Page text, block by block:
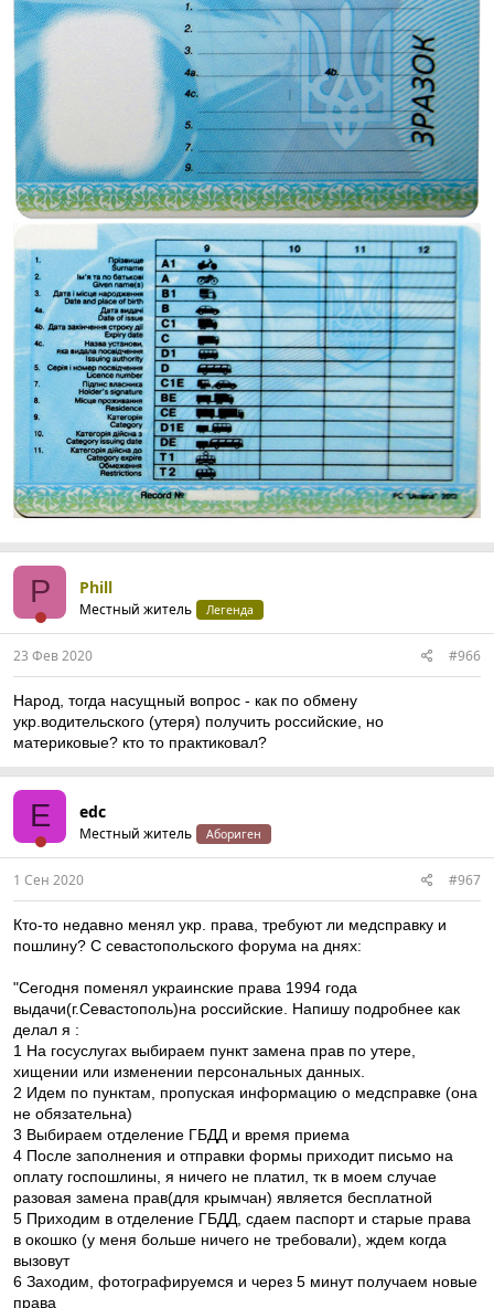
P Phill
Местный житель Легенда
23 Фев 2020 #966
Народ, тогда насущный вопрос - как по обмену
укр.водительского (утеря) получить российские, но
материковые? кто то практиковал?
E edc
Местный житель Абориген
1 Сен 2020 #967
Кто-то недавно менял укр. права, требуют ли медсправку и
пошлину? С севастопольского форума на днях:
"Сегодня поменял украинские права 1994 года
выдачи(г.Севастополь)на российские. Напишу подробнее как
делал я :
1 На госуслугах выбираем пункт замена прав по утере,
хищении или изменении персональных данных.
2 Идем по пунктам, пропуская информацию о медсправке (она
не обязательна)
3 Выбираем отделение ГБДД и время приема
4 После заполнения и отправки формы приходит письмо на
оплату госпошлины, я ничего не платил, тк в моем случае
разовая замена прав(для крымчан) является бесплатной
5 Приходим в отделение ГБДД, сдаем паспорт и старые права
в окошко (у меня больше ничего не требовали), ждем когда
вызовут
6 Заходим, фотографируемся и через 5 минут получаем новые
права